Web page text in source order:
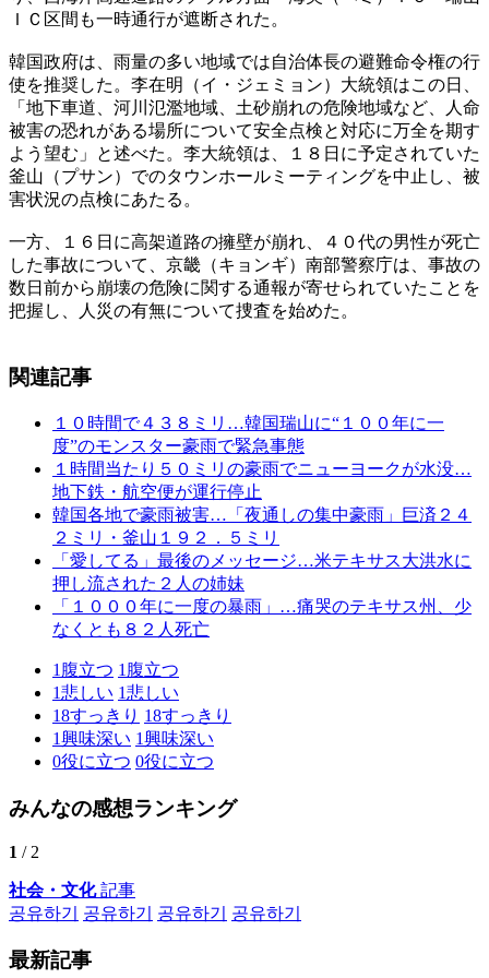
ＩＣ区間も一時通行が遮断された。
韓国政府は、雨量の多い地域では自治体長の避難命令権の行
使を推奨した。李在明（イ・ジェミョン）大統領はこの日、
「地下車道、河川氾濫地域、土砂崩れの危険地域など、人命
被害の恐れがある場所について安全点検と対応に万全を期す
よう望む」と述べた。李大統領は、１８日に予定されていた
釜山（プサン）でのタウンホールミーティングを中止し、被
害状況の点検にあたる。
一方、１６日に高架道路の擁壁が崩れ、４０代の男性が死亡
した事故について、京畿（キョンギ）南部警察庁は、事故の
数日前から崩壊の危険に関する通報が寄せられていたことを
把握し、人災の有無について捜査を始めた。
関連記事
１０時間で４３８ミリ…韓国瑞山に“１００年に一
度”のモンスター豪雨で緊急事態
１時間当たり５０ミリの豪雨でニューヨークが水没…
地下鉄・航空便が運行停止
韓国各地で豪雨被害…「夜通しの集中豪雨」巨済２４
２ミリ・釜山１９２．５ミリ
「愛してる」最後のメッセージ…米テキサス大洪水に
押し流された２人の姉妹
「１０００年に一度の暴雨」…痛哭のテキサス州、少
なくとも８２人死亡
1 腹立つ 1 腹立つ
1悲しい 1悲しい
18すっきり 18すっきり
1興味深い 1興味深い
0役に立つ 0役に立つ
みんなの感想ランキング
1 / 2
社会・文化記事
공유하기
공유하기 공유하기 공유하기
最新記事